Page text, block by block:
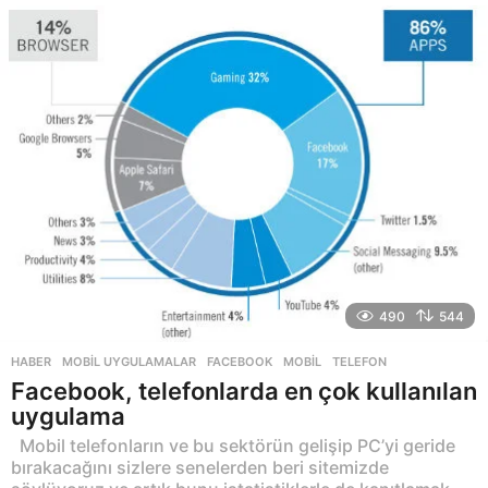
l
490 544
HABER ,MOBIL UYGULAMALAR FACEBOOK ,MOBIL ,TELEFON
Facebook, telefonlarda en çok kullanılan
uygulama
Mobil telefonların ve bu sektörün gelişip PC’yi geride
bırakacağını sizlere senelerden beri sitemizde